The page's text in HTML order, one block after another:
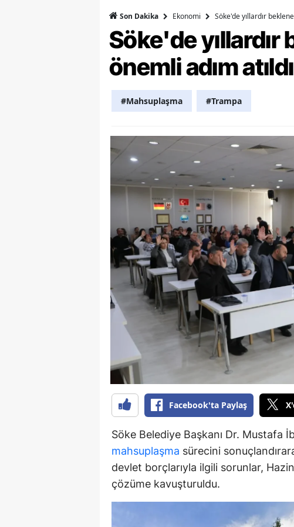
Yozgat
Aksaray
Kırıkkale
Batman
Şırnak
Bartın
Ardahan
Iğdır
Yalova
Karabük
Kilis
Osmaniye
Düzce
Son Dakika Ekonomi Söke'de yıllardır
Söke'de
önemli adım atıldı
#Mahsuplaşma #Trampa
Facebook'ta Paylaş
Söke Belediye Başkanı Dr. Mustafa
mahsuplaşma sürecini
devlet borçlarıyla ilgili sorunlar,
çözüme kavuşturuldu.